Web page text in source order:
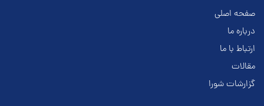
صفحه اصلی
درباره ما
ارتباط با ما
مقالات
گزارشات شورا